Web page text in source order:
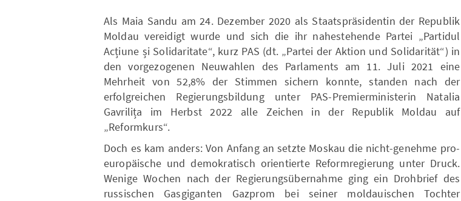
Als Maia Sandu am 24. Dezember 2020 als Staatspräsidentin der Republik
Moldau vereidigt wurde und sich die ihr nahestehende Partei „Partidul
Acțiune și Solidaritate“, kurz PAS (dt. „Partei der Aktion und Solidarität“) in
den vorgezogenen Neuwahlen des Parlaments am 11. Juli 2021 eine
Mehrheit von 52,8% der Stimmen sichern konnte, standen nach der
erfolgreichen Regierungsbildung unter PAS-Premierministerin Natalia
Gavrilița im Herbst 2022 alle Zeichen in der Republik Moldau auf
„Reformkurs“.
Doch es kam anders: Von Anfang an setzte Moskau die nicht-genehme pro-
europäische und demokratisch orientierte Reformregierung unter Druck.
Wenige Wochen nach der Regierungsübernahme ging ein Drohbrief des
russischen Gasgiganten Gazprom bei seiner moldauischen Tochter